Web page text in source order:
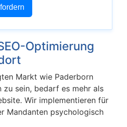
Optimierung
Markt wie Paderborn
sein, bedarf es mehr als
Wir implementieren für
Mandanten psychologisch